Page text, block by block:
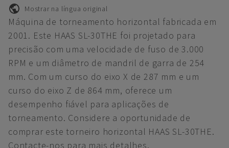
Mostrar na língua original
Máquina de torneamento horizontal fabricada em
2001. Este HAAS SL-30THE foi projetado para
precisão com uma velocidade de fuso de 3.000
RPM e um diâmetro de mandril de garra de 254
mm. Com um curso do eixo X de 287 mm e um
curso do eixo Z de 864 mm, oferece um
desempenho fiável para aplicações de
torneamento. Considere a oportunidade de
comprar este torneiro horizontal HAAS SL-30THE.
Contacte-nos para mais detalhes.